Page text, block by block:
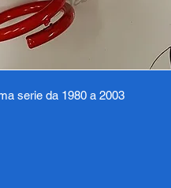
serie da 1980 a 2003